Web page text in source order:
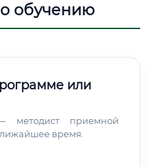
обучению
или
методист приемной
время.